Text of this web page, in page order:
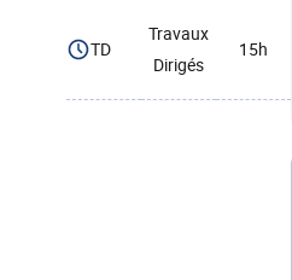
TD
Travaux
Dirigés
15h